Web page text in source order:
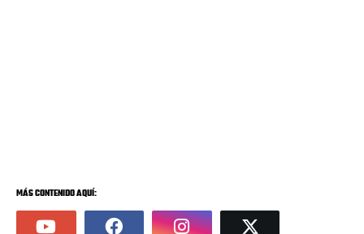
MÁS CONTENIDO AQUÍ: